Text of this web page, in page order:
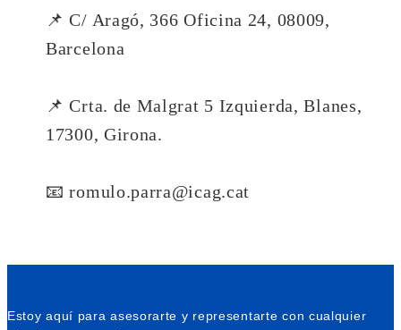
📌 C/ Aragó, 366 Oficina 24, 08009,
Barcelona
📌 Crta. de Malgrat 5 Izquierda, Blanes,
17300, Girona.
📧 romulo.parra@icag.cat
Estoy aquí para asesorarte y representarte con cualquier